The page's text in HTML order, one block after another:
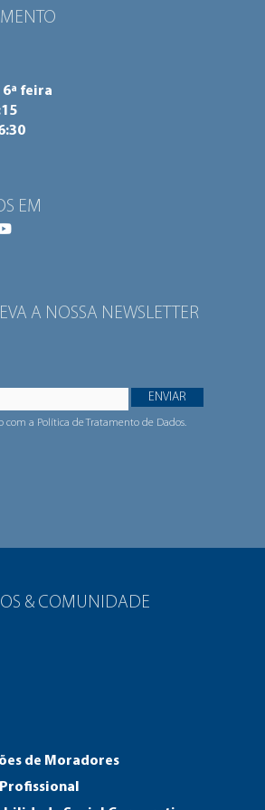
6ª feira
EM
A NOSSA NEWSLETTER
ENVIAR
com a Política de Tratamento de Dados.
& COMUNIDADE
de Moradores